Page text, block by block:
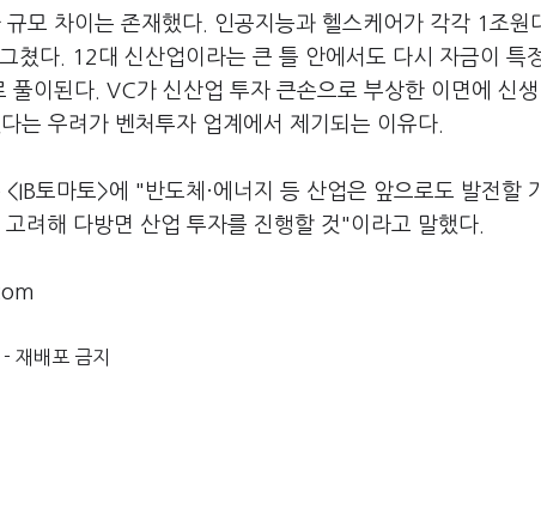
모 차이는 존재했다. 인공지능과 헬스케어가 각각 1조원
쳤다. 12대 신산업이라는 큰 틀 안에서도 다시 자금이 특
풀이된다. VC가 신산업 투자 큰손으로 부상한 이면에 신
는 우려가 벤처투자 업계에서 제기되는 이유다.
토마토>에 "반도체·에너지 등 산업은 앞으로도 발전할
려해 다방면 산업 투자를 진행할 것"이라고 말했다.
재배포 금지